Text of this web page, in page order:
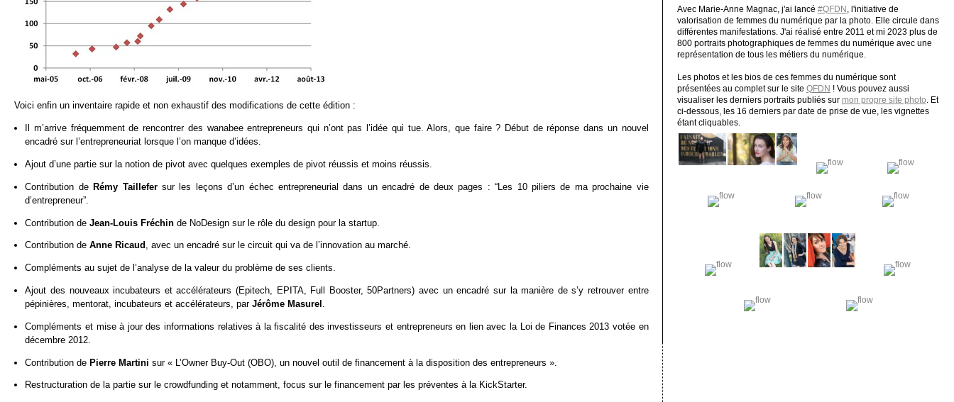
Voici enfin un inventaire rapide et non exhaustif des modifications de cette édition :
Il m’arrive fréquemment de rencontrer des wanabee entrepreneurs qui n’ont pas l’idée qui tue. Alors, que faire ? Début de réponse dans un nouvel
encadré sur l’entrepreneuriat lorsque l’on manque d’idées.
Ajout d’une partie sur la notion de pivot avec quelques exemples de pivot réussis et moins réussis.
Contribution de Rémy Taillefer sur les leçons d’un échec entrepreneurial dans un encadré de deux pages : “Les 10 piliers de ma prochaine vie
d’entrepreneur”.
Contribution deJean-Louis Fréchinde NoDesign sur le rôle du design pour la startup.
Contribution deAnne Ricaud , avec un encadré sur le circuit qui va de l’innovation au marché.
Compléments au sujet de l’analyse de la valeur du problème de ses clients.
Ajout des nouveaux incubateurs et accélérateurs (Epitech, EPITA, Full Booster, 50Partners) avec un encadré sur la manière de s’y retrouver entre
pépinières, mentorat, incubateurs et accélérateurs, parJérôme Masurel
Compléments et mise à jour des informations relatives à la fiscalité des investisseurs et entrepreneurs en lien avec la Loi de Finances 2013 votée en
décembre 2012.
Contribution dePierre Martinisur « L’Owner Buy-Out (OBO), un nouvel outil de financement à la disposition des entrepreneurs ».
Restructuration de la partie sur le crowdfunding et notamment, focus sur le financement par les préventes à la KickStarter.
Avec Marie-Anne Magnac, j'ai lancé #QFDN
, l'initiative de
valorisation de femmes du numérique par la photo. Elle circule dans
différentes manifestations. J'ai réalisé entre 2011 et mi 2023 plus de
800 portraits photographiques de femmes du numérique avec une
représentation de tous les métiers du numérique.
Les photos et les bios de ces femmes du numérique sont
présentées au complet sur le site QFDN ! Vous pouvez aussi
visualiser les derniers portraits publiés sur mon propre site photo . Et
ci-dessous, les 16 derniers par date de prise de vue, les vignettes
étant cliquables.